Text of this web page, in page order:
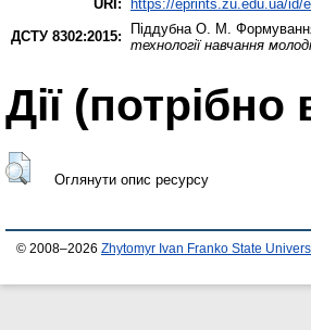
URI:
https://eprints.zu.edu.ua/id/
ДСТУ 8302:2015:
Піддубна О. М.
технології навчання
Дії ​​(потрібно
Оглянути опис ресурсу
© 2008–2026 Zhytomyr Ivan Franko State